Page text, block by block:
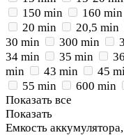
150 min
160 min
20 min
20,5 min
30 min
300 min
34 min
35 min
min
43 min 45
55 min
600 min
Показать все
Показать
Емкость